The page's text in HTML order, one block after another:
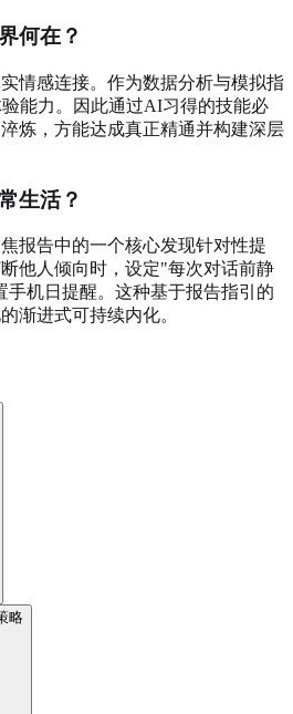
何在？
情感连接。作为数据分析与模拟指
能力。因此通过AI习得的技能必
炼，方能达成真正精通并构建深层
生活？
报告中的一个核心发现针对性提
他人倾向时，设定"每次对话前静
机日提醒。这种基于报告指引的
渐进式可持续内化。
略